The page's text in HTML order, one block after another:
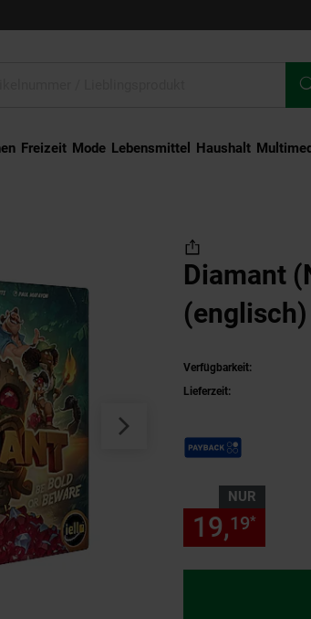
Freizeit Mode Lebensmittel Haushalt
Diamant
(englisch)
Verfügbarkeit:
Lieferzeit:
Payback Punkte
NUR
19,19*